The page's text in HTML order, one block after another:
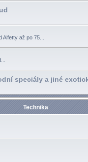
až po 75...
speciály a jiné
Technika